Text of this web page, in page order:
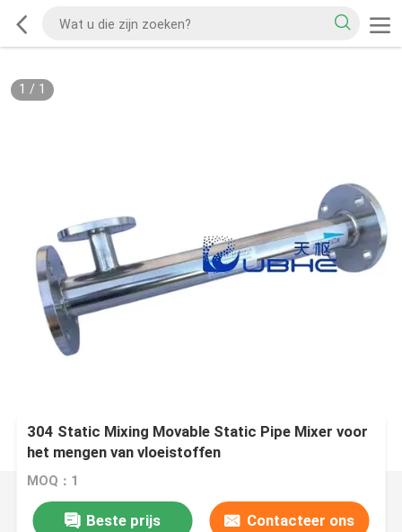
1 / 1
304 Static Mixing Movable Static Pipe Mixer voor
het mengen van vloeistoffen
MOQ：1
Beste prijs Contacteer ons